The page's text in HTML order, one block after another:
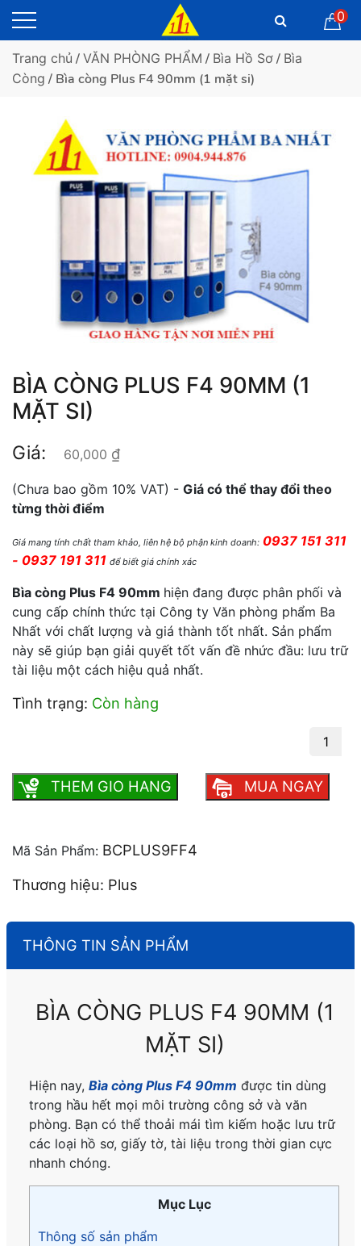
0
Trang chủ / VĂN PHÒNG PHẨM / Bìa Hồ Sơ / Bìa
Còng / Bìa còng Plus F4 90mm (1 mặt si)
BÌA CÒNG PLUS F4 90MM (1
MẶT SI)
Giá: 60,000 ₫
(Chưa bao gồm 10% VAT) - Giá có thể thay đổi theo
từng thời điểm
Giá mang tính chất tham khảo, liên hệ bộ phận kinh doanh: 0937 151 311
- 0937 191 311 để biết giá chính xác
Bìa còng Plus F4 90mm hiện đang được phân phối và
cung cấp chính thức tại Công ty Văn phòng phẩm Ba
Nhất với chất lượng và giá thành tốt nhất. Sản phẩm
này sẽ giúp bạn giải quyết tốt vấn đề nhức đầu: lưu trữ
tài liệu một cách hiệu quả nhất.
Tình trạng: Còn hàng
THEM GIO HANG MUA NGAY
Mã Sản Phẩm: BCPLUS9FF4
Thương hiệu: Plus
THÔNG TIN SẢN PHẨM
BÌA CÒNG PLUS F4 90MM (1
MẶT SI)
Hiện nay,Bìa còng Plus F4 90mm được tin dùng
trong hầu hết mọi môi trường công sở và văn
phòng. Bạn có thể thoải mái tìm kiếm hoặc lưu trữ
các loại hồ sơ, giấy tờ, tài liệu trong thời gian cực
nhanh chóng.
Mục Lục
Thông số sản phẩm